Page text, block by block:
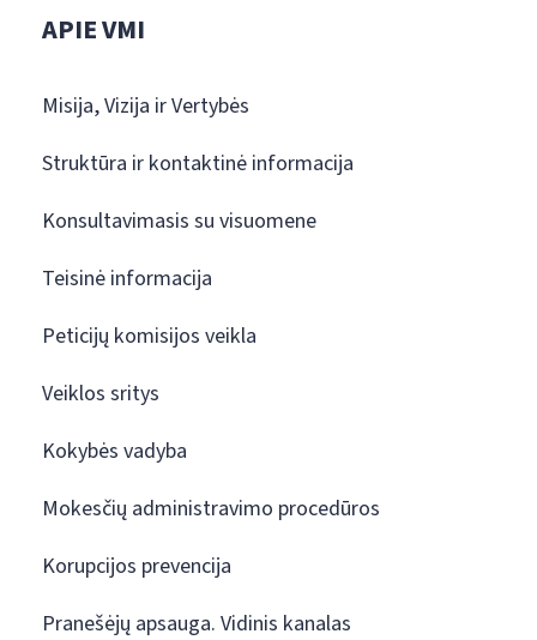
APIE VMI
Misija, Vizija ir Vertybės
Struktūra ir kontaktinė informacija
Konsultavimasis su visuomene
Teisinė informacija
Peticijų komisijos veikla
Veiklos sritys
Kokybės vadyba
Mokesčių administravimo procedūros
Korupcijos prevencija
Pranešėjų apsauga. Vidinis kanalas